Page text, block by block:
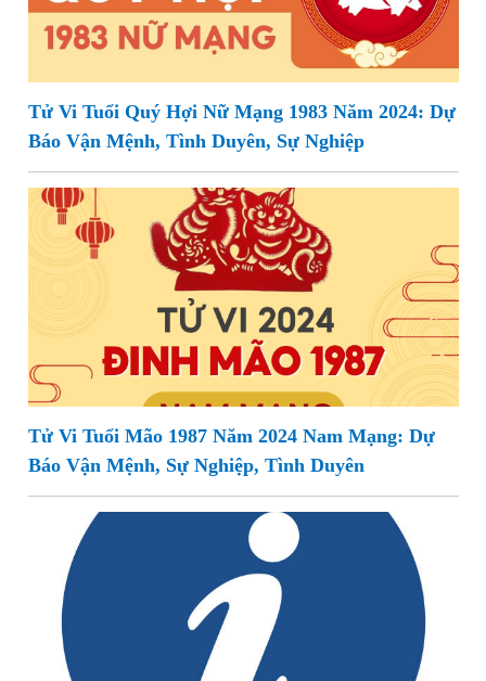
Tử Vi Tuổi Quý Hợi Nữ Mạng 1983 Năm 2024: Dự
Báo Vận Mệnh, Tình Duyên, Sự Nghiệp
Tử Vi Tuổi Mão 1987 Năm 2024 Nam Mạng: Dự
Báo Vận Mệnh, Sự Nghiệp, Tình Duyên